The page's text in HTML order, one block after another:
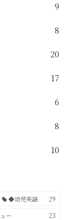
9
8
20
17
6
8
10
◆幼児英語
29
ー
23